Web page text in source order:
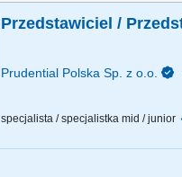
Przedstawiciel /
Prudential Polska Sp. z o.o.
specjalista / specjalistka mid / junior